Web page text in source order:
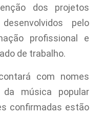
dos projetos
pelo
profissional e
de trabalho.
com nomes
música popular
confirmadas estão